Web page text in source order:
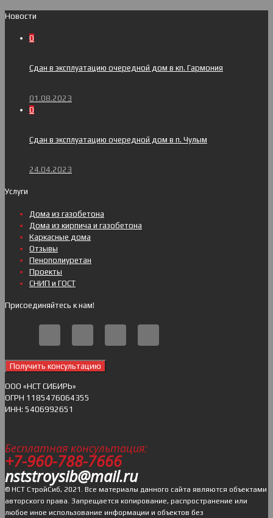
Новости
0
Сдан в эксплуатацию очередной дом в кп. Гармония
01.08.2023
0
Сдан в эксплуатацию очередной дом в п. Чулым
24.04.2023
Услуги
Дома из газобетона
Дома из кирпича и газобетона
Каркасные дома
Отзывы
Пенополиуретан
Проекты
СНИП и ГОСТ
Присоединяйтесь к нам!
Получить консультацию
ОOO «НСТ СИБИРЬ»
ОГРН 1185476064355
ИНН: 5406992651
Бесплатная консультация:
+7-960-788-7666
nststroysib@mail.ru
© НСТ СтройСиб, 2021. Все материалы данного сайта являются объектами
авторского права. Запрещается копирование, распространение или
любое иное использование информации и объектов без